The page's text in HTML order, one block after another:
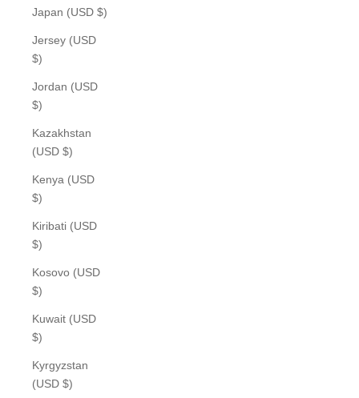
Japan (USD $)
Jersey (USD
$)
Jordan (USD
$)
Kazakhstan
(USD $)
Kenya (USD
$)
Kiribati (USD
$)
Kosovo (USD
$)
Kuwait (USD
$)
Kyrgyzstan
(USD $)